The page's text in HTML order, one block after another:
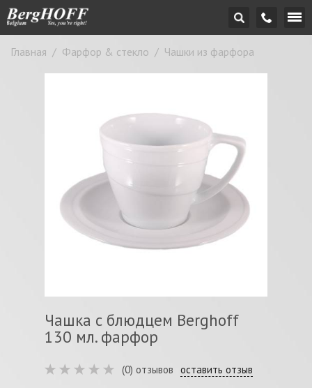
Главная / Фарфор & стекло / Чашки из фарфора
Чашка с блюдцем Berghoff
130 мл. фарфор
(0) отзывов оставить отзыв